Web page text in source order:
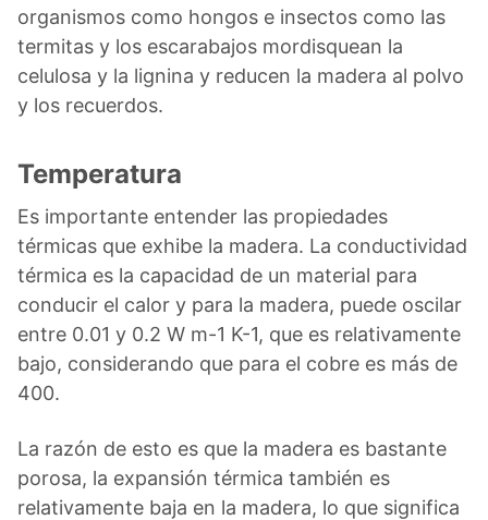
organismos como hongos e insectos como las
termitas y los escarabajos mordisquean la
celulosa y la lignina y reducen la madera al polvo
y los recuerdos.
Temperatura
Es importante entender las propiedades
térmicas que exhibe la madera. La conductividad
térmica es la capacidad de un material para
conducir el calor y para la madera, puede oscilar
entre 0.01 y 0.2 W m-1 K-1, que es relativamente
bajo, considerando que para el cobre es más de
400.
La razón de esto es que la madera es bastante
porosa, la expansión térmica también es
relativamente baja en la madera, lo que significa